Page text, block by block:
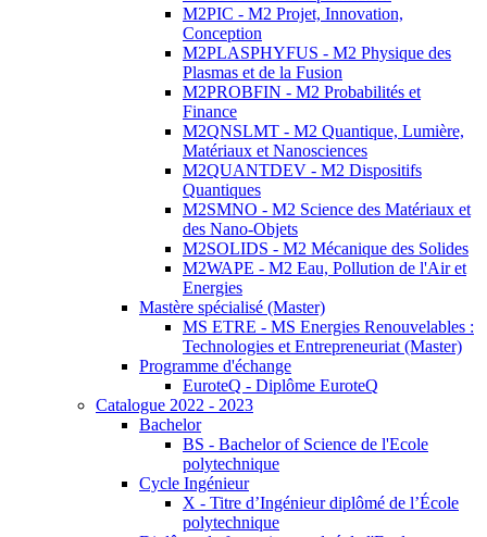
M2PIC - M2 Projet, Innovation,
Conception
M2PLASPHYFUS - M2 Physique des
Plasmas et de la Fusion
M2PROBFIN - M2 Probabilités et
Finance
M2QNSLMT - M2 Quantique, Lumière,
Matériaux et Nanosciences
M2QUANTDEV - M2 Dispositifs
Quantiques
M2SMNO - M2 Science des Matériaux et
des Nano-Objets
M2SOLIDS - M2 Mécanique des Solides
M2WAPE - M2 Eau, Pollution de l'Air et
Energies
Mastère spécialisé (Master)
MS ETRE - MS Energies Renouvelables :
Technologies et Entrepreneuriat (Master)
Programme d'échange
EuroteQ - Diplôme EuroteQ
Catalogue 2022 - 2023
Bachelor
BS - Bachelor of Science de l'Ecole
polytechnique
Cycle Ingénieur
X - Titre d’Ingénieur diplômé de l’École
polytechnique